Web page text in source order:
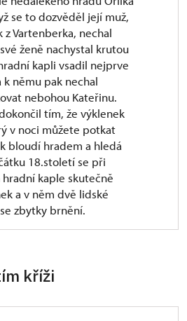
se to dozvěděl její muž,
z Vartenberka, nechal
ženě nachystal krutou
kapli vsadil nejprve
k němu pak nechal
nebohou Kateřinu.
tím, že výklenek
v noci můžete potkat
bloudí hradem a hledá
18.století se při
kaple skutečně
a v něm dvě lidské
zbytky brnění.
kříži